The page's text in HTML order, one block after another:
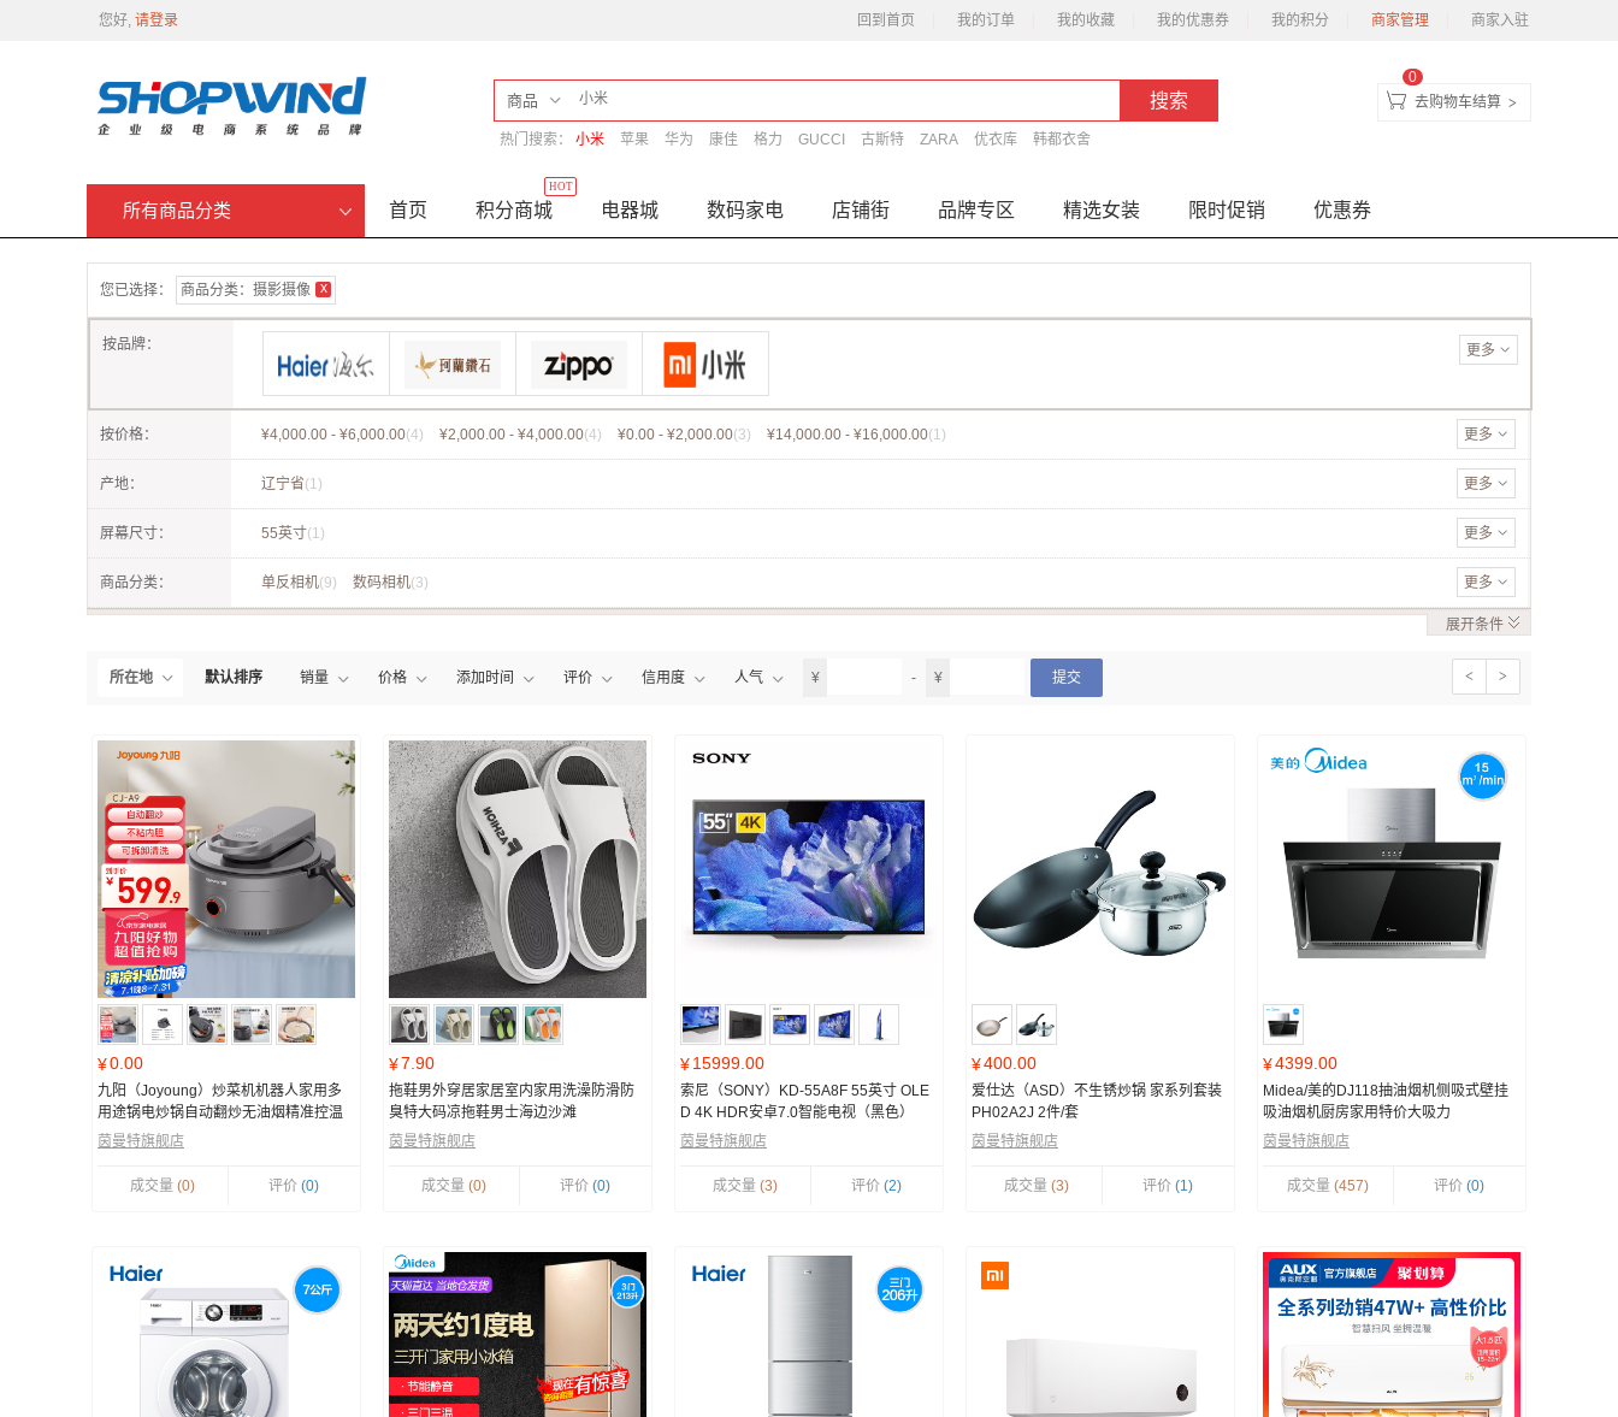
您好, 请登录 回到首页 我的订单 我的收藏 我的优惠券 我的积分 商家管理 商家入驻
商品
热门搜索： 小米 苹果 华为 康佳 格力 GUCCI 古斯特 ZARA 优衣库 韩都衣舍
去购物车结算 >
0
所有商品分类 首页 积分商城
HOT
电器城 数码家电 店铺街 品牌专区 精选女装 限时促销 优惠券
您已选择： 商品分类： 摄影摄像 x
按品牌：
海尔 珂兰钻石 Zippo 小米
更多
按价格： ¥4,000.00 - ¥6,000.00(4) ¥2,000.00 - ¥4,000.00(4) ¥0.00 - ¥2,000.00(3) ¥14,000.00 - ¥16,000.00(1) 更多
产地： 辽宁省(1) 更多
屏幕尺寸： 55英寸(1) 更多
商品分类： 单反相机(9) 数码相机(3) 更多
展开条件
所在地 默认排序 销量 价格 添加时间 评价 信用度 人气 ¥ - ¥ 提交 < >
¥0.00
九阳（Joyoung）炒菜机机器人家用多
用途锅电炒锅自动翻炒无油烟精准控温
智能烹饪不粘内胆
茵曼特旗舰店
成交量 (0) 评价 (0)
¥7.90
拖鞋男外穿居家居室内家用洗澡防滑防
臭特大码凉拖鞋男士海边沙滩
茵曼特旗舰店
成交量 (0) 评价 (0)
¥15999.00
索尼（SONY）KD-55A8F 55英寸 OLE
D 4K HDR安卓7.0智能电视（黑色）
茵曼特旗舰店
成交量 (3) 评价 (2)
¥400.00
爱仕达（ASD）不生锈炒锅 家系列套装
PH02A2J 2件/套
茵曼特旗舰店
成交量 (3) 评价 (1)
¥4399.00
Midea/美的DJ118抽油烟机侧吸式壁挂
吸油烟机厨房家用特价大吸力
茵曼特旗舰店
成交量 (457) 评价 (0)